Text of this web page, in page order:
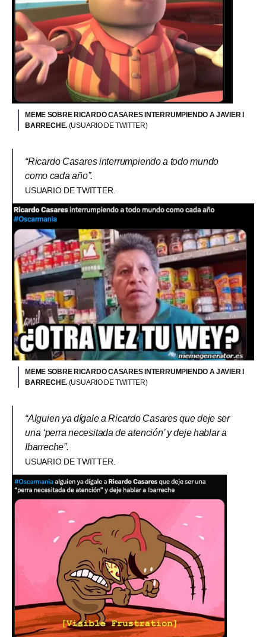
MEME SOBRE RICARDO CASARES INTERRUMPIENDO A JAVIER I
BARRECHE. (USUARIO DE TWITTER)
“Ricardo Casares interrumpiendo a todo mundo
como cada año”.
USUARIO DE TWITTER.
MEME SOBRE RICARDO CASARES INTERRUMPIENDO A JAVIER I
BARRECHE. (USUARIO DE TWITTER)
“Alguien ya dígale a Ricardo Casares que deje ser
una ‘perra necesitada de atención’ y deje hablar a
Ibarreche”.
USUARIO DE TWITTER.